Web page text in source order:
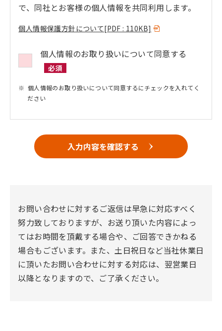
で、同社とお客様の個人情報を共同利用します。
個人情報保護方針について[PDF : 110KB]
個人情報のお取り扱いについて同意する
必須
個人情報のお取り扱いについて同意するにチェックを入れてく
ださい
入力内容を確認する
お問い合わせに対するご返信は早急に対応すべく
努力致しておりますが、お送り頂いた内容によっ
てはお時間を頂戴する場合や、ご回答できかねる
場合もございます。また、土日祝日など当社休業日
に頂いたお問い合わせに対する対応は、翌営業日
以降となりますので、ご了承ください。